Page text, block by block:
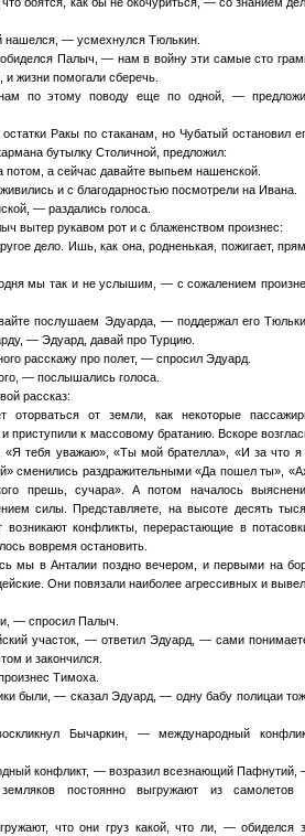
— усмехнулся Тюлькин.
Палыч, — нам в войну эти самые сто
и жизни помогали сберечь.
по этому поводу еще по одной, —
Ракы по стаканам, но Чубатый остановил
бутылку Столичной, предложил:
а сейчас давайте выпьем нашенской.
и с благодарностью посмотрели на Ивана.
— раздались голоса.
вытер рукавом рот и с блаженством произнес:
дело. Ишь, как она, родненькая, пожигает,
мы так и не услышим, — с сожалением
послушаем Эдуарда, — поддержал его
— Эдуард, давай про Турцию.
расскажу про полет, — спросил Эдуард.
— послышались голоса.
рассказ:
от земли, как некоторые
приступили к массовому братанию. Вскоре
тебя уважаю», «Ты мой брателла», «И за что я
сменились раздражительными «Да пошел ты»,
прешь, сучара». А потом началось
силы. Представляете, на высоте десять
возникают конфликты, перерастающие в
вовремя остановить.
мы в Анталии поздно вечером, и первыми на
Они повязали наиболее агрессивных и
— спросил Палыч.
участок, — ответил Эдуард, — сами
и закончился.
Тимоха.
были, — сказал Эдуард, — одну бабу полицаи
Бычаркин, — международный
конфликт, — возразил всезнающий Пафнутий,
постоянно выгружают из самолетов
что они груз какой, что ли, — обиделся